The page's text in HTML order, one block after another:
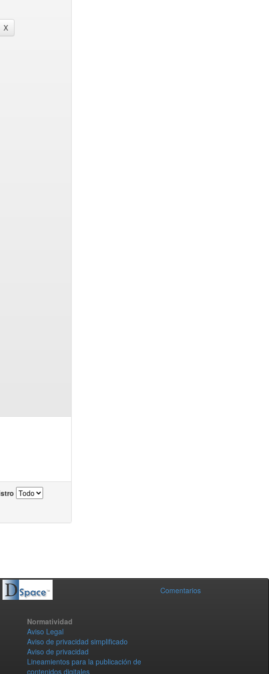
Comentarios
Normatividad
Aviso Legal
Aviso de privacidad simplificado
Aviso de privacidad
Lineamientos para la publicación de
contenidos digitales